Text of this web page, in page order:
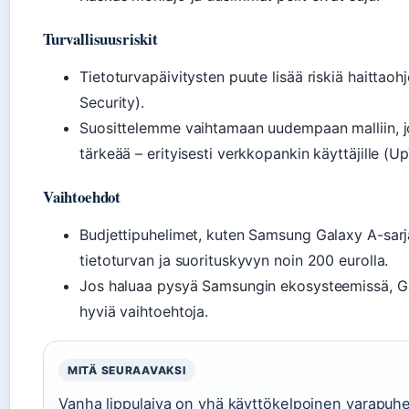
Turvallisuusriskit
Tietoturvapäivitysten puute lisää riskiä
Security).
Suosittelemme vaihtamaan uudempaan malliin,
tärkeää – erityisesti verkkopankin käyttäjille
Vaihtoehdot
Budjettipuhelimet, kuten Samsung Galaxy A-
tietoturvan ja suorituskyvyn noin 200 eurolla.
Jos haluaa pysyä Samsungin ekosysteemissä,
hyviä vaihtoehtoja.
MITÄ SEURAAVAKSI
Vanha lippulaiva on yhä käyttökelpoinen